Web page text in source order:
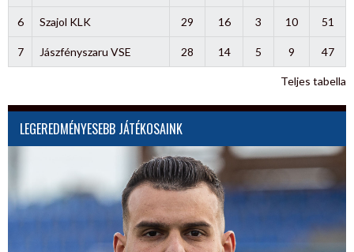
6 Szajol KLK 29 16 3 10 51
7 Jászfényszaru VSE 28 14 5 9 47
Teljes tabella
LEGEREDMÉNYESEBB JÁTÉKOSAINK